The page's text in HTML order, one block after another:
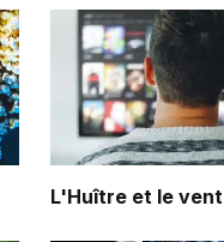
L'Huître et le vent